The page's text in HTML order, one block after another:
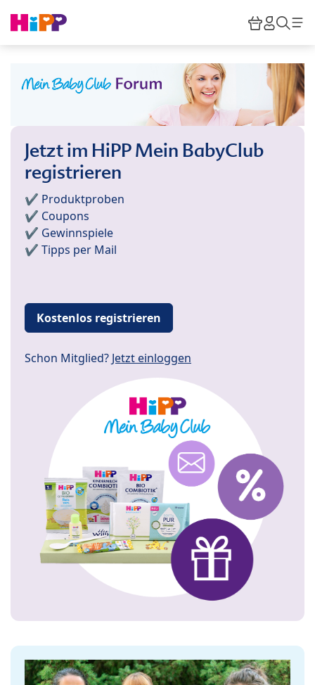
HiPP
Jetzt im HiPP Mein BabyClub
registrieren
✔️ Produktproben
✔️ Coupons
✔️ Gewinnspiele
✔️ Tipps per Mail
Kostenlos registrieren
Schon Mitglied? Jetzt einloggen